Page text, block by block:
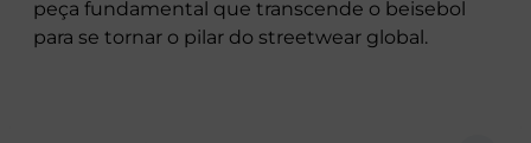
peça fundamental que transcende o beisebol
para se tornar o pilar do streetwear global.